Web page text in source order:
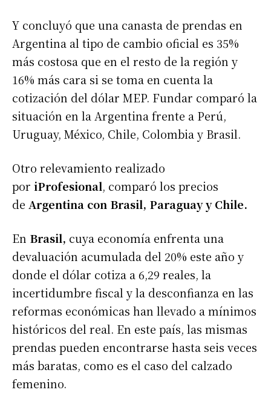
Y concluyó que una canasta de prendas en
Argentina al tipo de cambio oficial es 35%
más costosa que en el resto de la región y
16% más cara si se toma en cuenta la
cotización del dólar MEP. Fundar comparó la
situación en la Argentina frente a Perú,
Uruguay, México, Chile, Colombia y Brasil.
Otro relevamiento realizado
por iProfesional, comparó los precios
de Argentina con Brasil, Paraguay y Chile.
En Brasil, cuya economía enfrenta una
devaluación acumulada del 20% este año y
donde el dólar cotiza a 6,29 reales, la
incertidumbre fiscal y la desconfianza en las
reformas económicas han llevado a mínimos
históricos del real. En este país, las mismas
prendas pueden encontrarse hasta seis veces
más baratas, como es el caso del calzado
femenino.